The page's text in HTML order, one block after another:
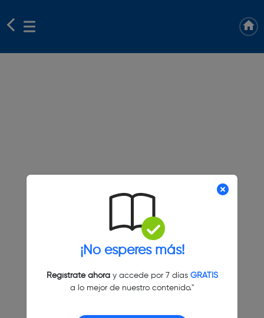
¡No esperes más!
Regístrate ahoray accede por 7 días GRATIS
a lo mejor de nuestro contenido."